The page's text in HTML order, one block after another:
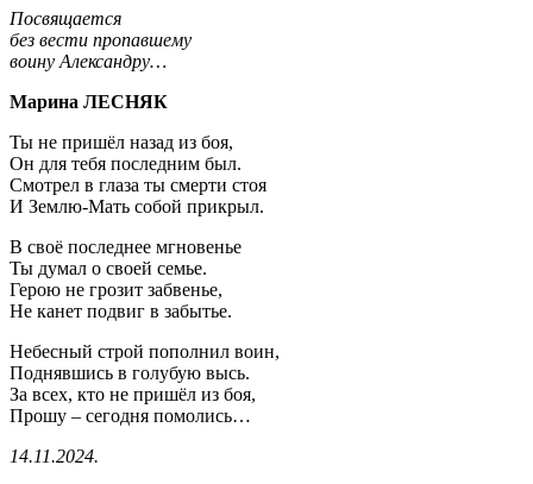
Посвящается
без вести пропавшему
воину Александру…
Марина ЛЕСНЯК
Ты не пришёл назад из боя,
Он для тебя последним был.
Смотрел в глаза ты смерти стоя
И Землю-Мать собой прикрыл.
В своë последнее мгновенье
Ты думал о своей семье.
Герою не грозит забвенье,
Не канет подвиг в забытье.
Небесный строй пополнил воин,
Поднявшись в голубую высь.
За всех, кто не пришёл из боя,
Прошу – сегодня помолись…
14.11.2024.